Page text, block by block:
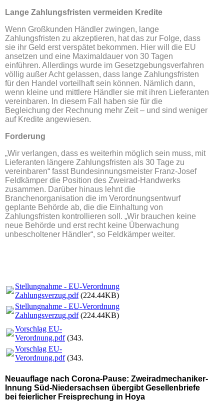
Lange Zahlungsfristen vermeiden Kredite
Wenn Großkunden Händler zwingen, lange
Zahlungsfristen zu akzeptieren, hat das zur Folge, dass
sie ihr Geld erst verspätet bekommen. Hier will die EU
ansetzen und eine Maximaldauer von 30 Tagen
einführen. Allerdings wurde im Gesetzgebungsverfahren
völlig außer Acht gelassen, dass lange Zahlungsfristen
für den Handel vorteilhaft sein können. Nämlich dann,
wenn kleine und mittlere Händler sie mit ihren Lieferanten
vereinbaren. In diesem Fall haben sie für die
Begleichung der Rechnung mehr Zeit – und sind weniger
auf Kredite angewiesen.
Forderung
„Wir verlangen, dass es weiterhin möglich sein muss, mit
Lieferanten längere Zahlungsfristen als 30 Tage zu
vereinbaren“ fasst Bundesinnungsmeister Franz-Josef
Feldkämper die Position des Zweirad-Handwerks
zusammen. Darüber hinaus lehnt die
Branchenorganisation die im Verordnungsentwurf
geplante Behörde ab, die die Einhaltung von
Zahlungsfristen kontrollieren soll. „Wir brauchen keine
neue Behörde und erst recht keine Überwachung
unbescholtener Händler“, so Feldkämper weiter.
Stellungnahme - EU-Verordnung
Zahlungsverzug.pdf(224.44KB)
Stellungnahme - EU-Verordnung
Zahlungsverzug.pdf(224.44KB)
Vorschlag EU-
Verordnung.pdf(343.6KB)
Vorschlag EU-
Verordnung.pdf(343.6KB)
Neuauflage nach Corona-Pause: Zweiradmechaniker-
Innung Süd-Niedersachsen übergibt Gesellenbriefe
bei feierlicher Freisprechung in Hoya